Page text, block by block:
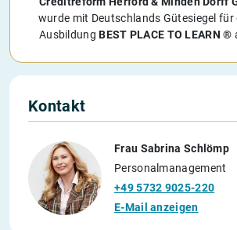
wurde mit Deutschlands Gütesiegel für
AusbildungBEST PLACE TO LEARN ®
Kontakt
Frau Sabrina Schlömp
Personalmanagement
+49 5732 9025-220
E-Mail anzeigen